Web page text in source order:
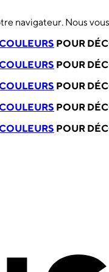
navigateur. Nous
POUR
POUR
POUR
POUR
POUR